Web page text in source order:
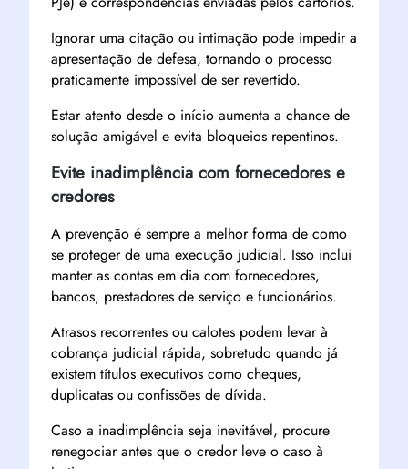
Ignorar uma citação ou intimação pode impedir a
apresentação de defesa, tornando o processo
praticamente impossível de ser revertido.
Estar atento desde o início aumenta a chance de
solução amigável e evita bloqueios repentinos.
Evite inadimplência com fornecedores e
credores
A prevenção é sempre a melhor forma de como
se proteger de uma execução judicial. Isso inclui
manter as contas em dia com fornecedores,
bancos, prestadores de serviço e funcionários.
Atrasos recorrentes ou calotes podem levar à
cobrança judicial rápida, sobretudo quando já
existem títulos executivos como cheques,
duplicatas ou confissões de dívida.
Caso a inadimplência seja inevitável, procure
renegociar antes que o credor leve o caso à